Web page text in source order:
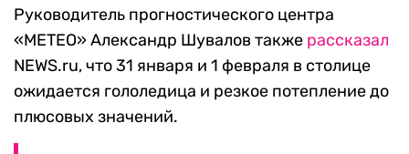
Руководитель прогностического центра
«METEO» Александр Шувалов также рассказал
NEWS.ru, что 31 января и 1 февраля в столице
ожидается гололедица и резкое потепление до
плюсовых значений.